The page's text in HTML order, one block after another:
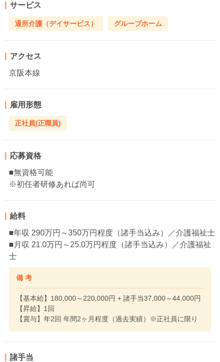
サービス
通所介護（デイサービス） グループホーム
アクセス
京阪本線
雇用形態
正社員(正職員)
応募資格
■無資格可能
※初任者研修あれば尚可
給料
■年収 290万円～350万円程度（諸手当込み）／介護福祉士
■月収 21.0万円～25.0万円程度（諸手当込み）／介護福祉
士
備 考
【基本給】180,000～220,000円 + 諸手当37,000～44,000円
【昇給】1回
【賞与】年2回 年間2ヶ月程度（過去実績）※正社員に限り
諸手当